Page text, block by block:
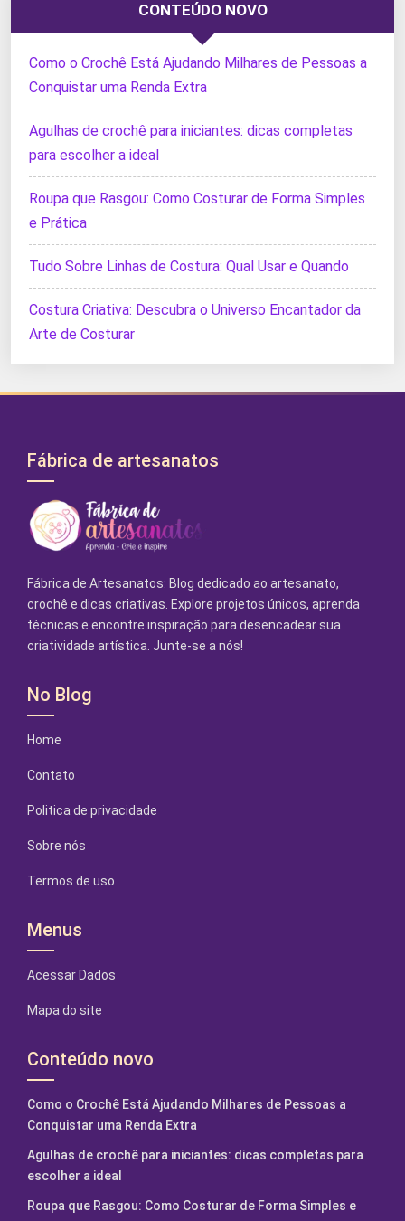
CONTEÚDO NOVO
Como o Crochê Está Ajudando Milhares de Pessoas a
Conquistar uma Renda Extra
Agulhas de crochê para iniciantes: dicas completas
para escolher a ideal
Roupa que Rasgou: Como Costurar de Forma Simples
e Prática
Tudo Sobre Linhas de Costura: Qual Usar e Quando
Costura Criativa: Descubra o Universo Encantador da
Arte de Costurar
Fábrica de artesanatos
Fábrica de Artesanatos: Blog dedicado ao artesanato,
crochê e dicas criativas. Explore projetos únicos, aprenda
técnicas e encontre inspiração para desencadear sua
criatividade artística. Junte-se a nós!
No Blog
Home
Contato
Politica de privacidade
Sobre nós
Termos de uso
Menus
Acessar Dados
Mapa do site
Conteúdo novo
Como o Crochê Está Ajudando Milhares de Pessoas a
Conquistar uma Renda Extra
Agulhas de crochê para iniciantes: dicas completas para
escolher a ideal
Roupa que Rasgou: Como Costurar de Forma Simples e